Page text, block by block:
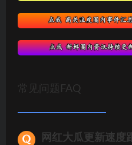
常见问题FAQ
网红大瓜更新速度